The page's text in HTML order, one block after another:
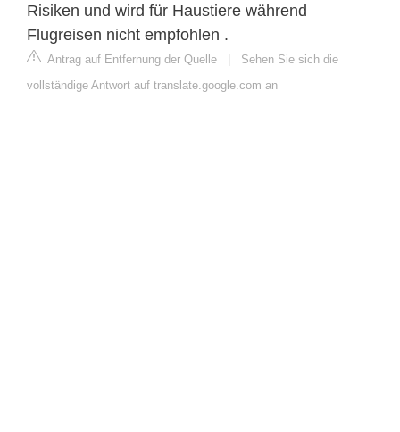
Risiken und wird für Haustiere während
Flugreisen nicht empfohlen .
Antrag auf Entfernung der Quelle | Sehen Sie sich die
vollständige Antwort auf translate.google.com an